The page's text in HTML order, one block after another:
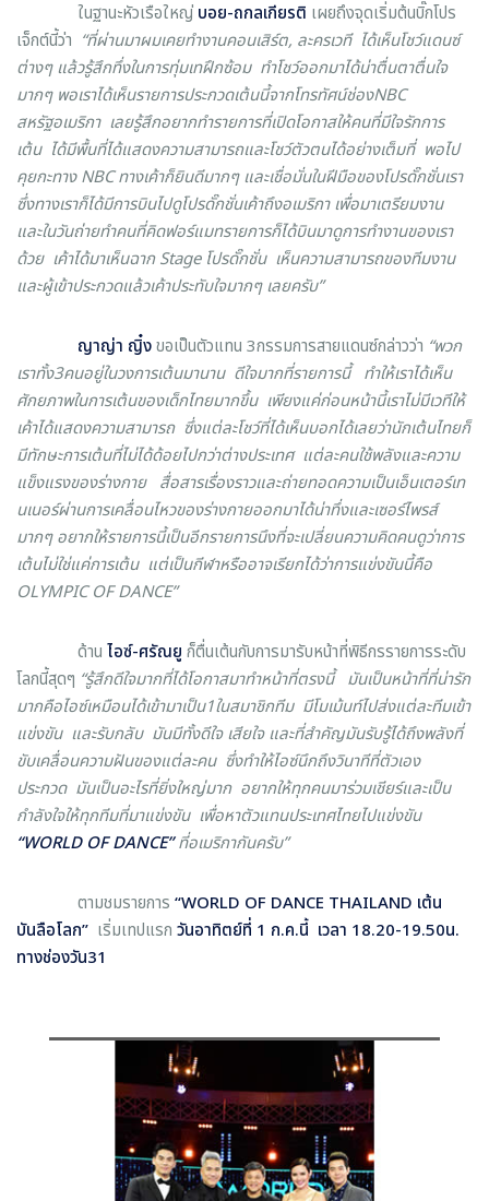
ในฐานะหัวเรือใหญ่ บอย-ถกลเกียรติ เผยถึงจุดเริ่มต้นบิ๊กโปร
เจ็กต์นี้ว่า “ที่ผ่านมาผมเคยทำงานคอนเสิร์ต, ละครเวที ได้เห็นโชว์แดนซ์
ต่างๆ แล้วรู้สึกทึ่งในการทุ่มเทฝึกซ้อม ทำโชว์ออกมาได้น่าตื่นตาตื่นใจ
มากๆ พอเราได้เห็นรายการประกวดเต้นนี้จากโทรทัศน์ช่องNBC
สหรัฐอเมริกา เลยรู้สึกอยากทำรายการที่เปิดโอกาสให้คนที่มีใจรักการ
เต้น ได้มีพื้นที่ได้แสดงความสามารถและโชว์ตัวตนได้อย่างเต็มที่ พอไป
คุยกะทาง NBC ทางเค้าก็ยินดีมากๆ และเชื่อมั่นในฝีมือของโปรดั๊กชั่นเรา
ซึ่งทางเราก็ได้มีการบินไปดูโปรดั๊กชั่นเค้าถึงอเมริกา เพื่อมาเตรียมงาน
และในวันถ่ายทำคนที่คิดฟอร์แมทรายการก็ได้บินมาดูการทำงานของเรา
ด้วย เค้าได้มาเห็นฉาก Stage โปรดั๊กชั่น เห็นความสามารถของทีมงาน
และผู้เข้าประกวดแล้วเค้าประทับใจมากๆ เลยครับ”
ญาญ่า ญิ๋งขอเป็นตัวแทน 3กรรมการสายแดนซ์กล่าวว่า “พวก
เราทั้ง3คนอยู่ในวงการเต้นมานาน ดีใจมากที่รายการนี้ ทำให้เราได้เห็น
ศักยภาพในการเต้นของเด็กไทยมากขึ้น เพียงแค่ก่อนหน้านี้เราไม่มีเวทีให้
เค้าได้แสดงความสามารถ ซึ่งแต่ละโชว์ที่ได้เห็นบอกได้เลยว่านักเต้นไทยก็
มีทักษะการเต้นที่ไม่ได้ด้อยไปกว่าต่างประเทศ แต่ละคนใช้พลังและความ
แข็งแรงของร่างกาย สื่อสารเรื่องราวและถ่ายทอดความเป็นเอ็นเตอร์เท
นเนอร์ผ่านการเคลื่อนไหวของร่างกายออกมาได้น่าทึ่งและเซอร์ไพรส์
มากๆ อยากให้รายการนี้เป็นอีกรายการนึงที่จะเปลี่ยนความคิดคนดูว่าการ
เต้นไม่ใช่แค่การเต้น แต่เป็นกีฬาหรืออาจเรียกได้ว่าการแข่งขันนี้คือ
OLYMPIC OF DANCE”
ด้าน ไอซ์-ศรัณยู ก็ตื่นเต้นกับการมารับหน้าที่พิธีกรรายการระดับ
โลกนี้สุดๆ “รู้สึกดีใจมากที่ได้โอกาสมาทำหน้าที่ตรงนี้ มันเป็นหน้าที่ที่น่ารัก
มากคือไอซ์เหมือนได้เข้ามาเป็น1ในสมาชิกทีม มีโมเม้นท์ไปส่งแต่ละทีมเข้า
แข่งขัน และรับกลับ มันมีทั้งดีใจ เสียใจ และที่สำคัญมันรับรู้ได้ถึงพลังที่
ขับเคลื่อนความฝันของแต่ละคน ซึ่งทำให้ไอซ์นึกถึงวินาทีที่ตัวเอง
ประกวด มันเป็นอะไรที่ยิ่งใหญ่มาก อยากให้ทุกคนมาร่วมเชียร์และเป็น
กำลังใจให้ทุกทีมที่มาแข่งขัน เพื่อหาตัวแทนประเทศไทยไปแข่งขัน
“WORLD OF DANCE”ที่อเมริกากันครับ”
ตามชมรายการ “WORLD OF DANCE THAILAND เต้น
บันลือโลก” เริ่มเทปแรก วันอาทิตย์ที่ 1 ก.ค.นี้ เวลา 18.20-19.50น.
ทางช่องวัน31